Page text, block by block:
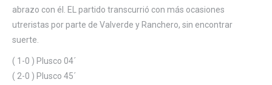
abrazo con él. EL partido transcurrió con más ocasiones
utreristas por parte de Valverde y Ranchero, sin encontrar
suerte.
( 1-0 ) Plusco 04´
( 2-0 ) Plusco 45´